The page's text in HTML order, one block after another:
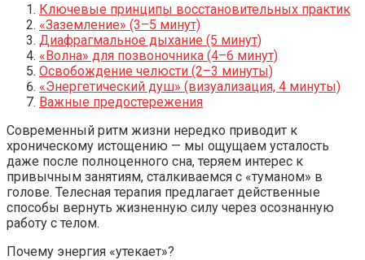
Ключевые принципы восстановительных практик
«Заземление» (3–5 минут)
Диафрагмальное дыхание (5 минут)
«Волна» для позвоночника (4–6 минут)
Освобождение челюсти (2–3 минуты)
«Энергетический душ» (визуализация, 4 минуты)
Важные предостережения
Современный ритм жизни нередко приводит к
хроническому истощению — мы ощущаем усталость
даже после полноценного сна, теряем интерес к
привычным занятиям, сталкиваемся с «туманом» в
голове. Телесная терапия предлагает действенные
способы вернуть жизненную силу через осознанную
работу с телом.
Почему энергия «утекает»?